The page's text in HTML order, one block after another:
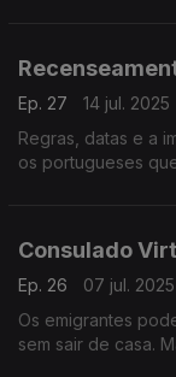
Ep. 27
14 jul. 2025
Regras, datas e a
os portugueses
Consulado
Ep. 26
07 jul. 2025
Os emigrantes
sem sair de casa.